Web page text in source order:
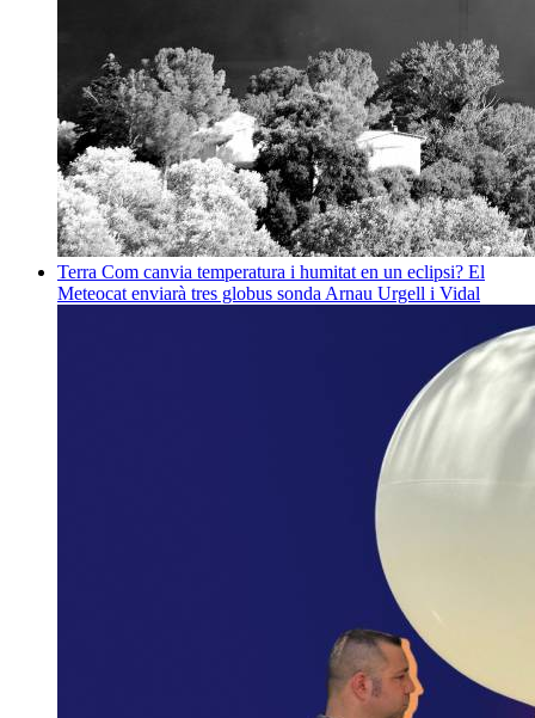
Terra Com canvia temperatura i humitat en un eclipsi? El
Meteocat enviarà tres globus sonda Arnau Urgell i Vidal